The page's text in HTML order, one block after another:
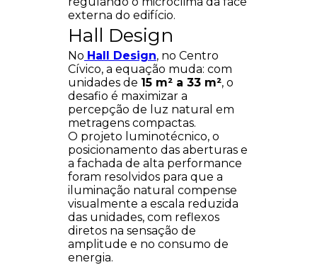
externa do edifício.
Hall Design
No Hall Design, no Centro
Cívico, a equação muda: com
unidades de 15 m² a 33 m², o
desafio é maximizar a
percepção de luz natural em
metragens compactas.
O projeto luminotécnico, o
posicionamento das aberturas e
a fachada de alta performance
foram resolvidos para que a
iluminação natural compense
visualmente a escala reduzida
das unidades, com reflexos
diretos na sensação de
amplitude e no consumo de
energia.